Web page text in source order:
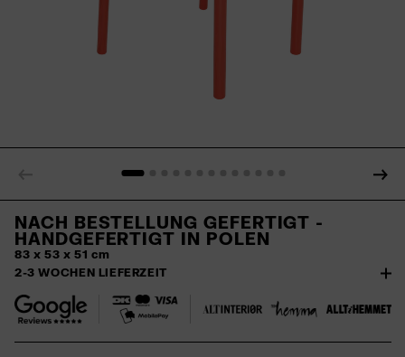
NACH BESTELLUNG GEFERTIGT -
HANDGEFERTIGT IN POLEN
83 x 53 x 51 cm
2-3 WOCHEN LIEFERZEIT